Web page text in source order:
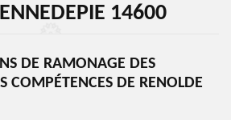
14600
DE RAMONAGE DES
COMPÉTENCES DE RENOLDE